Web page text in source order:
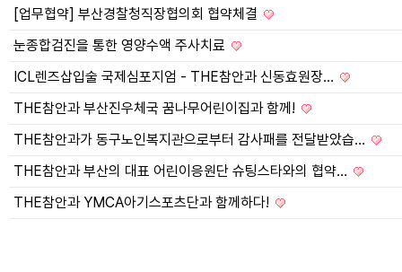
[업무협약] 부산경찰청직장협의회 협약체결
눈종합검진을 통한 영양수액 주사치료
ICL렌즈삽입술 국제심포지엄 - THE참안과 신동효원장…
THE참안과 부산진우체국 꿈나무어린이집과 함께!
THE참안과가 동구노인복지관으로부터 감사패를 전달받았습…
THE참안과 부산의 대표 어린이응원단 슈팅스타와의 협약…
THE참안과 YMCA아기스포츠단과 함께하다!